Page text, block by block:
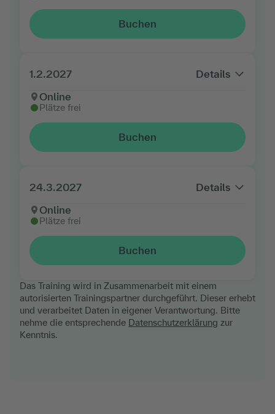
Buchen
1.2.2027
Details
Online
Plätze frei
Buchen
24.3.2027
Details
Online
Plätze frei
Buchen
Das Training wird in Zusammenarbeit mit einem
autorisierten Trainingspartner durchgeführt. Dieser erhebt
und verarbeitet Daten in eigener Verantwortung. Bitte
nehme die entsprechende Datenschutzerklärung zur
Kenntnis.